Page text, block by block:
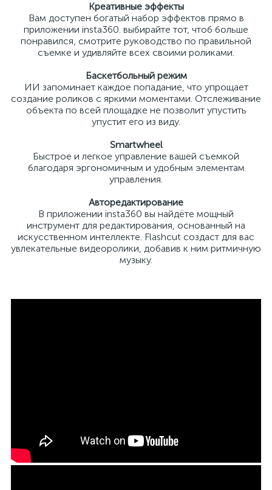
Креативные эффекты
Вам доступен богатый набор эффектов прямо в
приложении insta360. выбирайте тот, чтоб больше
понравился, смотрите руководство по правильной
съемке и удивляйте всех своими роликами.
Баскетбольный режим
ИИ запоминает каждое попадание, что упрощает
создание роликов с яркими моментами. Отслеживание
объекта по всей площадке не позволит упустить
упустит его из виду.
Smartwheel
Быстрое и легкое управление вашей съемкой
благодаря эргономичным и удобным элементам
управления.
Авторедактирование
В приложении insta360 вы найдёте мощный
инструмент для редактирования, основанный на
искусственном интеллекте. Flashcut создаст для вас
увлекательные видеоролики, добавив к ним ритмичную
музыку.